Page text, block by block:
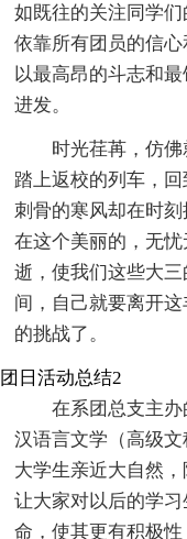
如既往的关注同学
依靠所有团员的信
以最高昂的斗志和
进发。
时光荏苒，仿
踏上返校的列车，
刺骨的寒风却在时
在这个美丽的，无
逝，使我们这些大
间，自己就要离开
的挑战了。
团日活动总结2
在系团总支主
汉语言文学（高级
大学生亲近大自然
让大家对以后的学
命，使其更有积极